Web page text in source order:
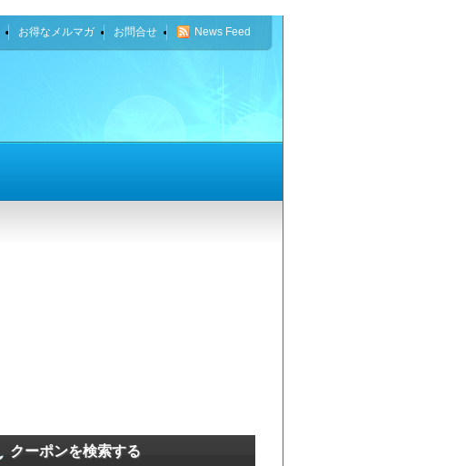
News Feed
お問合せ
お得なメルマガ
クーポンを検索する